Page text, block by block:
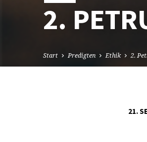
2.
Start Predigten Ethik 2.
21.